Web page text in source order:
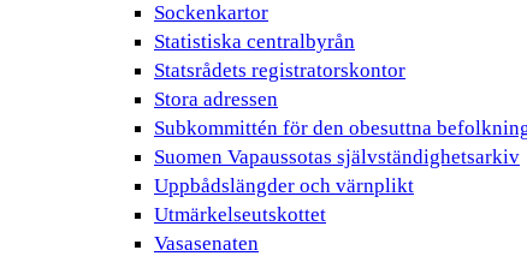
Sockenkartor
Statistiska centralbyrån
Statsrådets registratorskontor
Stora adressen
Subkommittén för den obesuttna
Suomen Vapaussotas självständighetsarkiv
Uppbådslängder och värnplikt
Utmärkelseutskottet
Vasasenaten